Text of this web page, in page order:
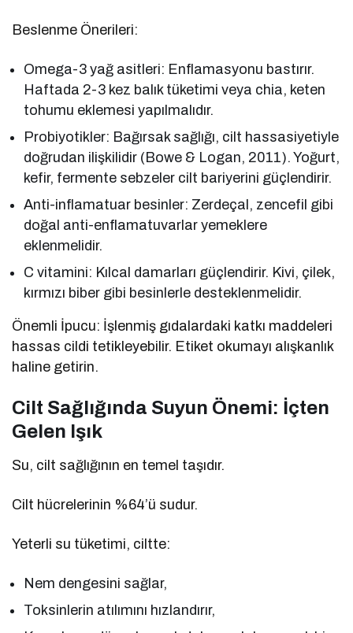
Beslenme Önerileri:
Omega-3 yağ asitleri: Enflamasyonu bastırır.
Haftada 2-3 kez balık tüketimi veya chia, keten
tohumu eklemesi yapılmalıdır.
Probiyotikler: Bağırsak sağlığı, cilt hassasiyetiyle
doğrudan ilişkilidir (Bowe & Logan, 2011). Yoğurt,
kefir, fermente sebzeler cilt bariyerini güçlendirir.
Anti-inflamatuar besinler: Zerdeçal, zencefil gibi
doğal anti-enflamatuvarlar yemeklere
eklenmelidir.
C vitamini: Kılcal damarları güçlendirir. Kivi, çilek,
kırmızı biber gibi besinlerle desteklenmelidir.
Önemli İpucu: İşlenmiş gıdalardaki katkı maddeleri
hassas cildi tetikleyebilir. Etiket okumayı alışkanlık
haline getirin.
Cilt Sağlığında Suyun Önemi: İçten
Gelen Işık
Su, cilt sağlığının en temel taşıdır.
Cilt hücrelerinin %64’ü sudur.
Yeterli su tüketimi, ciltte:
Nem dengesini sağlar,
Toksinlerin atılımını hızlandırır,